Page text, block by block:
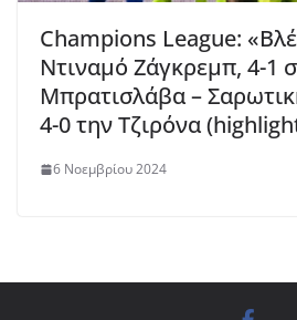
Champions League:
Ντιναμό Ζάγκρεμπ, 4-1
Μπρατισλάβα –
4-0 την Τζιρόνα
6 Νοεμβρίου 2024